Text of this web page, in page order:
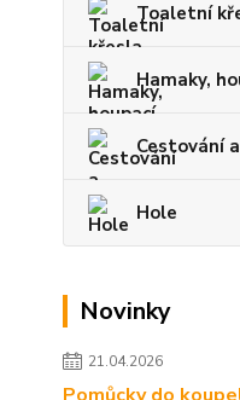
Toaletní
Hamaky,
Cestování
Hole
Novinky
21.04.2026